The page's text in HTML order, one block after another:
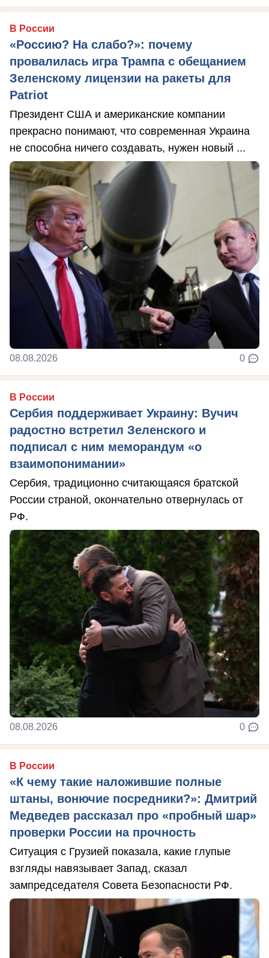
В России
«Россию? На слабо?»: почему
провалилась игра Трампа с обещанием
Зеленскому лицензии на ракеты для
Patriot
Президент США и американские компании
прекрасно понимают, что современная Украина
не способна ничего создавать, нужен новый ...
08.08.2026 0
В России
Сербия поддерживает Украину: Вучич
радостно встретил Зеленского и
подписал с ним меморандум «о
взаимопонимании»
Сербия, традиционно считающаяся братской
России страной, окончательно отвернулась от
РФ.
08.08.2026 0
В России
«К чему такие наложившие полные
штаны, вонючие посредники?»: Дмитрий
Медведев рассказал про «пробный шар»
проверки России на прочность
Ситуация с Грузией показала, какие глупые
взгляды навязывает Запад, сказал
зампредседателя Совета Безопасности РФ.